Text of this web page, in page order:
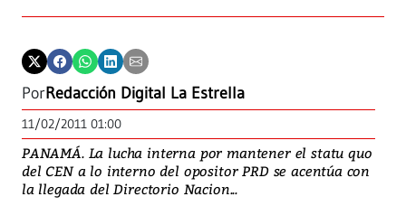
PorRedacción Digital La Estrella
11/02/2011 01:00
PANAMÁ. La lucha interna por mantener el statu quo
del CEN a lo interno del opositor PRD se acentúa con
la llegada del Directorio Nacion...